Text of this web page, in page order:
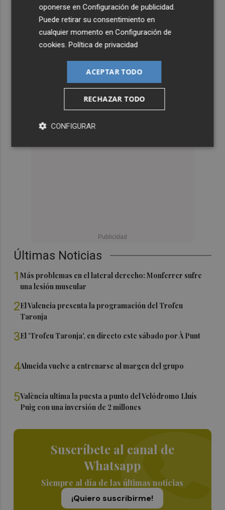
Últimas Noticias
1Más problemas en el lateral derecho: Monferrer sufre
una lesión muscular
2El Valencia presenta la programación del Trofeu
Taronja
3El 'Trofeu Taronja', en directo este sábado por À Punt
4Almeida vuelve a entrenarse al margen del grupo
5València ultima la puesta a punto del Velódromo Lluís
Puig con una inversión de 2 millones
Suscríbete al canal de
Whatsapp
Siempre al día de las últimas noticias
¡Quiero suscribirme!
oponerse enConfiguración de publicidad
Puede retirar su consentimiento en
cualquier momento enConfiguración de
cookies .Política de privacidad
ACEPTAR TODO
RECHAZAR TODO
CONFIGURAR